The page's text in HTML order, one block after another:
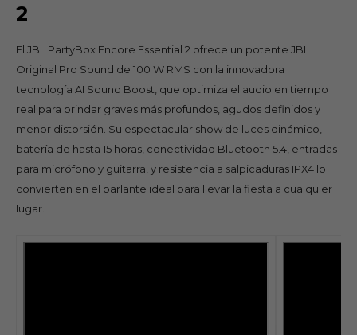
2
El JBL PartyBox Encore Essential 2 ofrece un potente JBL
Original Pro Sound de 100 W RMS con la innovadora
tecnología AI Sound Boost, que optimiza el audio en tiempo
real para brindar graves más profundos, agudos definidos y
menor distorsión. Su espectacular show de luces dinámico,
batería de hasta 15 horas, conectividad Bluetooth 5.4, entradas
para micrófono y guitarra, y resistencia a salpicaduras IPX4 lo
convierten en el parlante ideal para llevar la fiesta a cualquier
lugar.